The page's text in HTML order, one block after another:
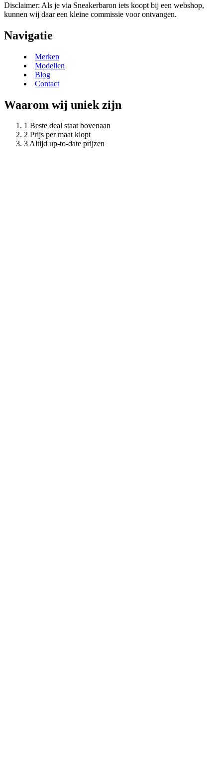
Disclaimer: Als je via Sneakerbaron iets koopt bij een webshop,
kunnen wij daar een kleine commissie voor ontvangen.
Navigatie
Merken
Modellen
Blog
Contact
Waarom wij uniek zijn
Beste deal staat bovenaan
Prijs per maat klopt
Altijd up-to-date prijzen